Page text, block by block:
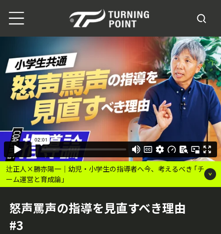
辻正人×勝亦陽一｜幼児・小学生の指導者へ今、考えるべき ｢チ
ーム運営と育成論｣
怒声罵声の指導を見直すべき理由
#3